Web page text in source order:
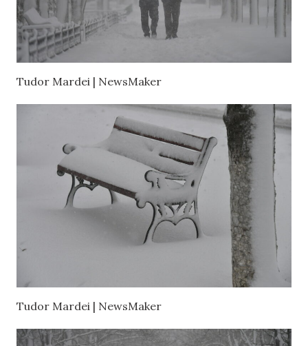
Tudor Mardei | NewsMaker
Tudor Mardei | NewsMaker